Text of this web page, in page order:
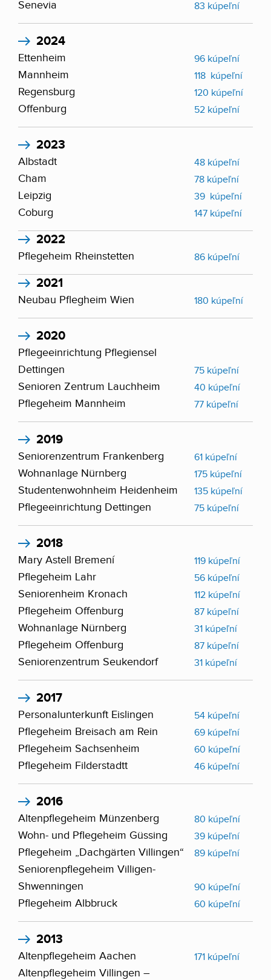
Senevia 83 kúpeľní
2024
Ettenheim 96 kúpeľní
Mannheim 118 kúpeľní
Regensburg 120 kúpeľní
Offenburg 52 kúpeľní
2023
Albstadt 48 kúpeľní
Cham 78 kúpeľní
Leipzig 39 kúpeľní
Coburg 147 kúpeľní
2022
Pflegeheim Rheinstetten 86 kúpeľní
2021
Neubau Pflegheim Wien 180 kúpeľní
2020
Pflegeeinrichtung Pflegiensel
Dettingen
75 kúpeľní
Senioren Zentrum Lauchheim 40 kúpeľní
Pflegeheim Mannheim 77 kúpeľní
2019
Seniorenzentrum Frankenberg 61 kúpeľní
Wohnanlage Nürnberg 175 kúpeľní
Studentenwohnheim Heidenheim 135 kúpeľní
Pflegeeinrichtung Dettingen 75 kúpeľní
2018
Mary Astell Bremení 119 kúpeľní
Pflegeheim Lahr 56 kúpeľní
Seniorenheim Kronach 112 kúpeľní
Pflegeheim Offenburg 87 kúpeľní
Wohnanlage Nürnberg 31 kúpeľní
Pflegeheim Offenburg 87 kúpeľní
Seniorenzentrum Seukendorf 31 kúpeľní
2017
Personalunterkunft Eislingen 54 kúpeľní
Pflegeheim Breisach am Rein 69 kúpeľní
Pflegeheim Sachsenheim 60 kúpeľní
Pflegeheim Filderstadtt 46 kúpeľní
2016
Altenpflegeheim Münzenberg 80 kúpeľní
Wohn- und Pflegeheim Güssing 39 kúpeľní
Pflegeheim „Dachgärten Villingen“ 89 kúpeľní
Seniorenpflegeheim Villigen-
Shwenningen
90 kúpeľní
Pflegeheim Albbruck 60 kúpeľní
2013
Altenpflegeheim Aachen 171 kúpeľní
Altenpflegeheim Villingen –